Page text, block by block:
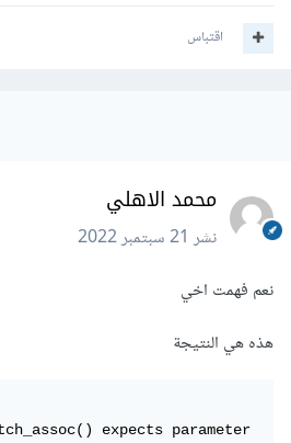
اقتباس
محمد الاهلي
نشر21 سبتمبر 2022
نعم فهمت اخي
هذه هي النتيجة
expects parameter